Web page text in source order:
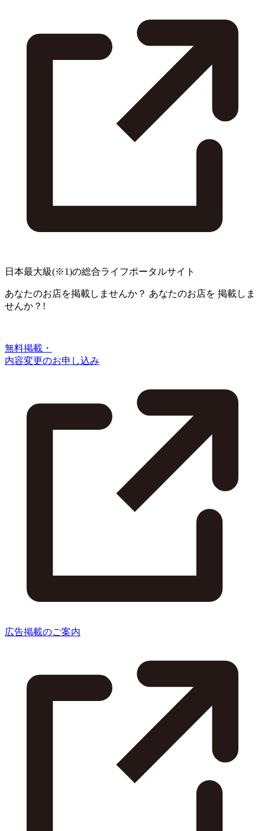
日本最大級(※1)の総合ライフポータルサイト
あなたのお店を掲載しませんか？ あなたのお店を 掲載しま
せんか？!
無料掲載・
内容変更のお申し込み
広告掲載のご案内